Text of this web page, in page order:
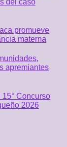
promueve
materna
apremiantes
Concurso
2026